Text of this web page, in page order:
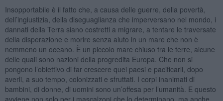
Insopportabile è il fatto che, a causa delle guerre, della povertà,
dell’ingiustizia, della diseguaglianza che imperversano nel mondo, i
dannati della Terra siano costretti a migrare, a tentare le traversate
della disperazione e morire senza aiuto in un mare che non è
nemmeno un oceano. È un piccolo mare chiuso tra le terre, alcune
delle quali sono nazioni della progredita Europa. Che non si
pongono l’obiettivo di far crescere quei paesi e pacificarli, dopo
averli, a suo tempo, colonizzati e sfruttati. I corpi inanimati di
bambini, di donne, di uomini sono un’offesa per l’umanità. E questo
avviene non solo per i mascalzoni che lo determinano, ma anche